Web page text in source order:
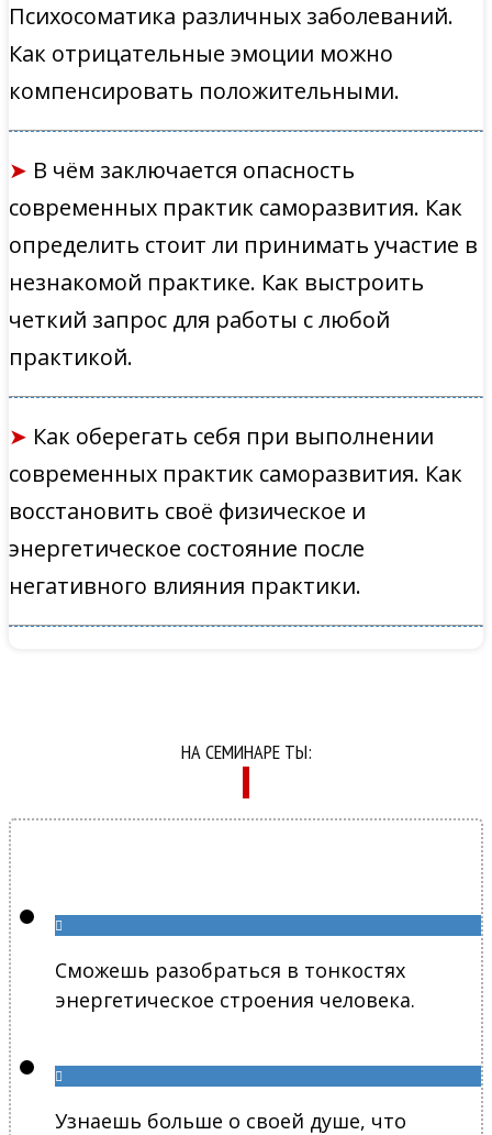
Психосоматика различных заболеваний.
Как отрицательные эмоции можно
компенсировать положительными.
➤ В чём заключается опасность
современных практик саморазвития. Как
определить стоит ли принимать участие в
незнакомой практике. Как выстроить
четкий запрос для работы с любой
практикой.
➤ Как оберегать себя при выполнении
современных практик саморазвития. Как
восстановить своё физическое и
энергетическое состояние после
негативного влияния практики.
НА СЕМИНАРЕ ТЫ:
Сможешь разобраться в тонкостях
энергетическое строения человека.
Узнаешь больше о своей душе, что